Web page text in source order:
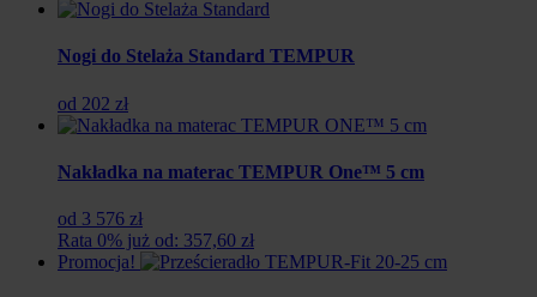
Nogi do Stelaża Standard TEMPUR
od 202 zł
Nakładka na materac TEMPUR One™ 5 cm
od 3 576 zł
Rata 0% już od: 357,60 zł
Promocja!